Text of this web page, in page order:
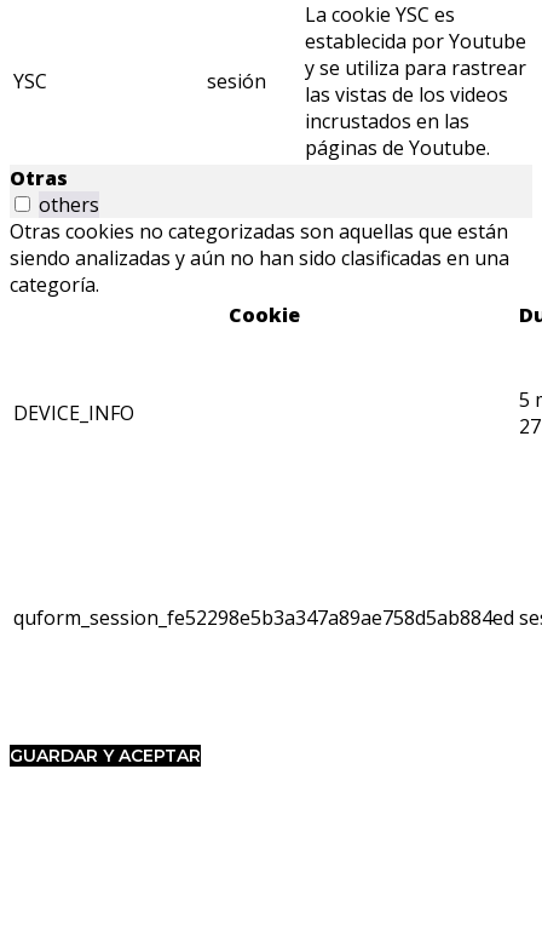
YSC sesión
La cookie YSC es
establecida por Youtube
y se utiliza para rastrear
las vistas de los videos
incrustados en las
páginas de Youtube.
Otras
others
Otras cookies no categorizadas son aquellas que están
siendo analizadas y aún no han sido clasificadas en una
categoría.
Cookie
DEVICE_INFO
5
quform_session_fe52298e5b3a347a89ae758d5ab884ed
GUARDAR Y ACEPTAR